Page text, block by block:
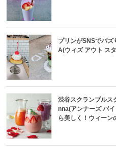
プリンがSNSでバ
A(ウィズ アウト ス
渋谷スクランブルス
nna(アンナーズ バ
ら美しく！ウィー